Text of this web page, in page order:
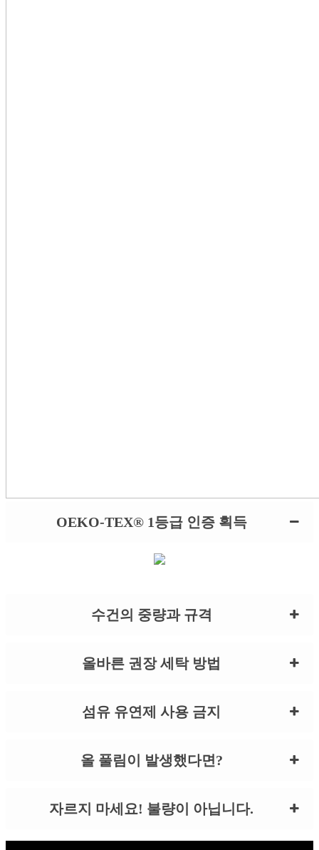
OEKO-TEX® 1등급 인증 획득
수건의 중량과 규격
올바른 권장 세탁 방법
섬유 유연제 사용 금지
올 풀림이 발생했다면?
자르지 마세요! 불량이 아닙니다.